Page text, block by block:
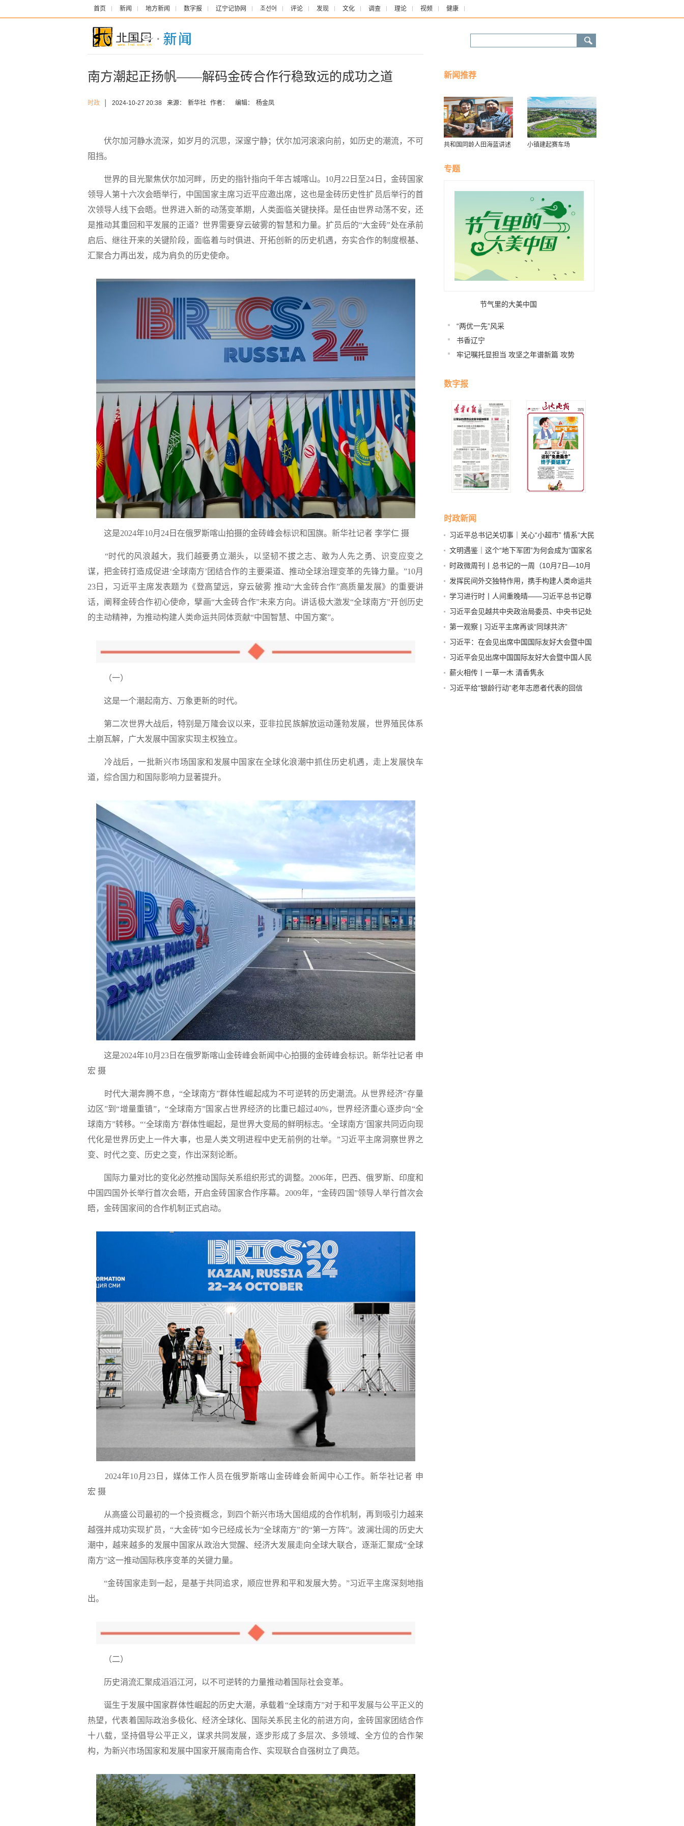
首页 新闻 地方新闻 数字报 辽宁记协网 조선어 评论 发现 文化 调查 理论 视频 健康
南方潮起正扬帆——解码金砖合作行稳致远的成功之道
时政 2024-10-27 20:38 来源： 新华社 作者： 编辑： 杨金凤
伏尔加河静水流深，如岁月的沉思，深邃宁静；伏尔加河滚滚向前，如历史的潮流，不可
阻挡。
世界的目光聚焦伏尔加河畔，历史的指针指向千年古城喀山。10月22日至24日，金砖国家
领导人第十六次会晤举行，中国国家主席习近平应邀出席，这也是金砖历史性扩员后举行的首
次领导人线下会晤。世界进入新的动荡变革期，人类面临关键抉择。是任由世界动荡不安，还
是推动其重回和平发展的正道？世界需要穿云破雾的智慧和力量。扩员后的“大金砖”处在承前
启后、继往开来的关键阶段，面临着与时俱进、开拓创新的历史机遇，夯实合作的制度根基、
汇聚合力再出发，成为肩负的历史使命。
这是2024年10月24日在俄罗斯喀山拍摄的金砖峰会标识和国旗。 新华社记者 李学仁 摄
“时代的风浪越大，我们越要勇立潮头，以坚韧不拔之志、敢为人先之勇、识变应变之
谋，把金砖打造成促进‘全球南方’团结合作的主要渠道、推动全球治理变革的先锋力量。”10月
23日，习近平主席发表题为《登高望远，穿云破雾 推动“大金砖合作”高质量发展》的重要讲
话，阐释金砖合作初心使命，擘画“大金砖合作”未来方向。讲话极大激发“全球南方”开创历史
的主动精神，为推动构建人类命运共同体贡献“中国智慧、中国方案”。
（一）
这是一个潮起南方、万象更新的时代。
第二次世界大战后，特别是万隆会议以来，亚非拉民族解放运动蓬勃发展，世界殖民体系
土崩瓦解，广大发展中国家实现主权独立。
冷战后，一批新兴市场国家和发展中国家在全球化浪潮中抓住历史机遇，走上发展快车
道，综合国力和国际影响力显著提升。
这是2024年10月23日在俄罗斯喀山金砖峰会新闻中心拍摄的金砖峰会标识。 新华社记者 申
宏 摄
时代大潮奔腾不息，“全球南方”群体性崛起成为不可逆转的历史潮流。从世界经济“存量
边区”到“增量重镇”，“全球南方”国家占世界经济的比重已超过40%，世界经济重心逐步向“全
球南方”转移。“‘全球南方’群体性崛起，是世界大变局的鲜明标志。‘全球南方’国家共同迈向现
代化是世界历史上一件大事，也是人类文明进程中史无前例的壮举。”习近平主席洞察世界之
变、时代之变、历史之变，作出深刻论断。
国际力量对比的变化必然推动国际关系组织形式的调整。2006年，巴西、俄罗斯、印度和
中国四国外长举行首次会晤，开启金砖国家合作序幕。2009年，“金砖四国”领导人举行首次会
晤，金砖国家间的合作机制正式启动。
2024年10月23日，媒体工作人员在俄罗斯喀山金砖峰会新闻中心工作。 新华社记者 申
宏 摄
从高盛公司最初的一个投资概念，到四个新兴市场大国组成的合作机制，再到吸引力越来
越强并成功实现扩员，“大金砖”如今已经成长为“全球南方”的“第一方阵”。波澜壮阔的历史大
潮中，越来越多的发展中国家从政治大觉醒、经济大发展走向全球大联合，逐渐汇聚成“全球
南方”这一推动国际秩序变革的关键力量。
“金砖国家走到一起，是基于共同追求，顺应世界和平和发展大势。”习近平主席深刻地指
出。
（二）
历史涓流汇聚成滔滔江河，以不可逆转的力量推动着国际社会变革。
诞生于发展中国家群体性崛起的历史大潮，承载着“全球南方”对于和平发展与公平正义的
热望，代表着国际政治多极化、经济全球化、国际关系民主化的前进方向，金砖国家团结合作
十八载，坚持倡导公平正义，谋求共同发展，逐步形成了多层次、多领域、全方位的合作架
构，为新兴市场国家和发展中国家开展南南合作、实现联合自强树立了典范。
新闻推荐
共和国同龄人田海蓝讲述
那天，我四个月大”
小镇建起赛车场
专题
节气里的大美中国
“两优一先”风采
书香辽宁
牢记嘱托显担当 攻坚之年谱新篇 攻势
数字报
时政新闻
习近平总书记关切事｜关心“小超市” 情系“大民
生”
文明遇鉴｜这个“地下军团”为何会成为“国家名
片”？
时政微周刊丨总书记的一周（10月7日—10月
13日）
发挥民间外交独特作用，携手构建人类命运共
同体
学习进行时丨人间重晚晴——习近平总书记尊
老爱老的难忘瞬
习近平会见越共中央政治局委员、中央书记处
常务书记梁强
第一观察 | 习近平主席再谈“同球共济”
习近平：在会见出席中国国际友好大会暨中国
人民对外友好协会成立70周年纪念活动外方嘉宾
时的讲话
习近平会见出席中国国际友好大会暨中国人民
对外友好协会成立70周年纪念活动外方嘉宾
薪火相传丨一草一木 清香隽永
习近平给“银龄行动”老年志愿者代表的回信